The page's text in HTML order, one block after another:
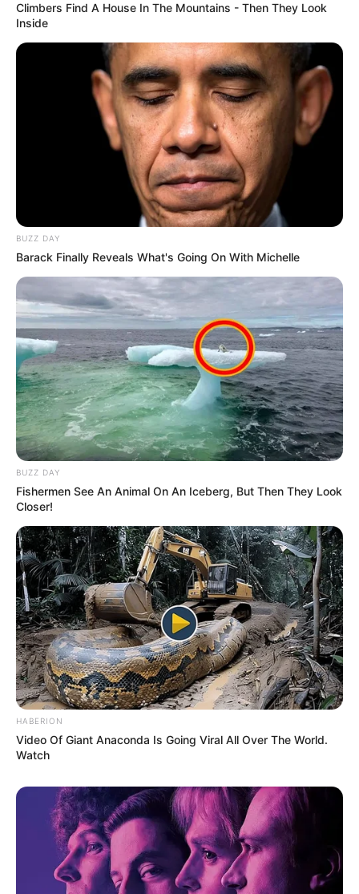
Climbers Find A House In The Mountains - Then They Look
Inside
BUZZ DAY
Barack Finally Reveals What's Going On With Michelle
BUZZ DAY
Fishermen See An Animal On An Iceberg, But Then They Look
Closer!
HABERION
Video Of Giant Anaconda Is Going Viral All Over The World.
Watch